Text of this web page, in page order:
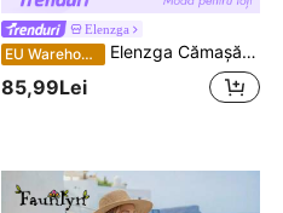
Elenzga
EU Warehouse Elenzga Cămașă casual elegantă de primăvară/vară pentru navetă, roșu vin, cu pliuri, talie strânsă, fundiță, croială ajustată slim, fără mâneci + pantaloni lungi casual eleganți de primăvară/vară pentru navetă, roșu vin, cu imprimeu cu frunze, talie strânsă, design cu buzunare duble, croială largă, cu crac ușor evazat
85,99Lei